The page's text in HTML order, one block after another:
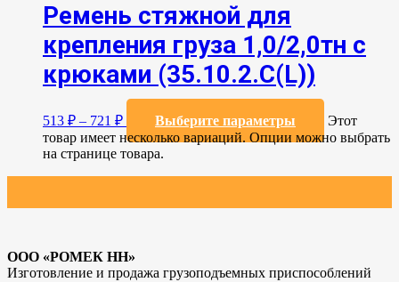
Ремень стяжной для
крепления груза 1,0/2,0тн с
крюками (35.10.2.C(L))
513 ₽ – 721 ₽ Выберите параметры
Этот
товар имеет несколько вариаций. Опции можно выбрать
на странице товара.
ООО «РОМЕК НН»
Изготовление и продажа грузоподъемных приспособлений